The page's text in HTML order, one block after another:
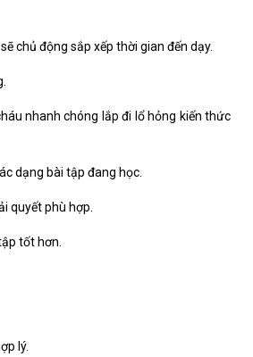
chủ động sắp xếp thời gian đến dạy.
nhanh chóng lắp đi lổ hỏng kiến thức
dạng bài tập đang học.
quyết phù hợp.
tốt hơn.
lý.